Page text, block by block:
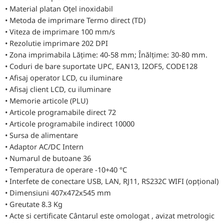
• Material platan Oțel inoxidabil
• Metoda de imprimare Termo direct (TD)
• Viteza de imprimare 100 mm/s
• Rezolutie imprimare 202 DPI
• Zona imprimabila Lățime: 40-58 mm; Înălțime: 30-80 mm.
• Coduri de bare suportate UPC, EAN13, I2OF5, CODE128
• Afisaj operator LCD, cu iluminare
• Afisaj client LCD, cu iluminare
• Memorie articole (PLU)
• Articole programabile direct 72
• Articole programabile indirect 10000
• Sursa de alimentare
• Adaptor AC/DC Intern
• Numarul de butoane 36
• Temperatura de operare -10+40 °C
• Interfete de conectare USB, LAN, RJ11, RS232C WIFI (opțional)
• Dimensiuni 407x472x545 mm
• Greutate 8.3 Kg
• Acte si certificate Cântarul este omologat , avizat metrologic